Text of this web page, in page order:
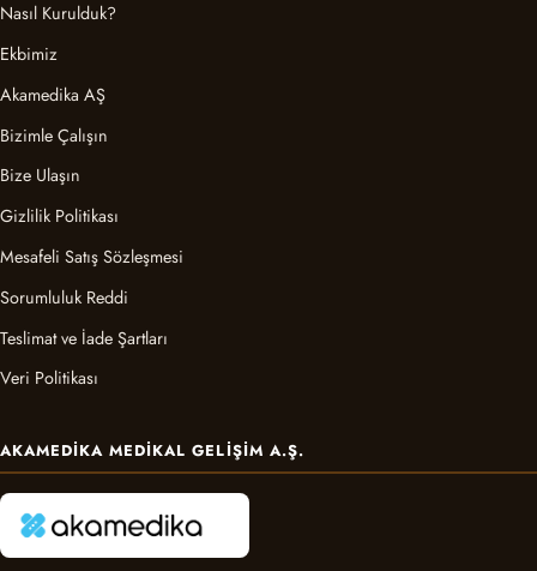
Nasıl Kurulduk?
Ekbimiz
Akamedika AŞ
Bizimle Çalışın
Bize Ulaşın
Gizlilik Politikası
Mesafeli Satış Sözleşmesi
Sorumluluk Reddi
Teslimat ve İade Şartları
Veri Politikası
AKAMEDIKA MEDIKAL GELIŞIM A.Ş.